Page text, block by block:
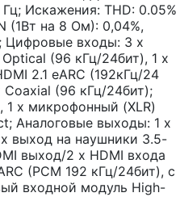
Искажения: THD: 0.05%
(1Вт на 8 Ом): 0,04%,
Цифровые входы: 3 x
(96 кГц/24бит), 1 x
2.1 eARC (192кГц/24
(96 кГц/24бит);
1 x микрофонный (XLR)
Аналоговые выходы: 1 x
х выход на наушники 3.5-
выход/2 x HDMI входа
(PCM 192 кГц/24бит), с
входной модуль High-